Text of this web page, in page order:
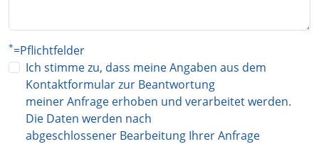
*=Pflichtfelder
Ich stimme zu, dass meine Angaben aus dem
Kontaktformular zur Beantwortung
meiner Anfrage erhoben und verarbeitet werden.
Die Daten werden nach
abgeschlossener Bearbeitung Ihrer Anfrage